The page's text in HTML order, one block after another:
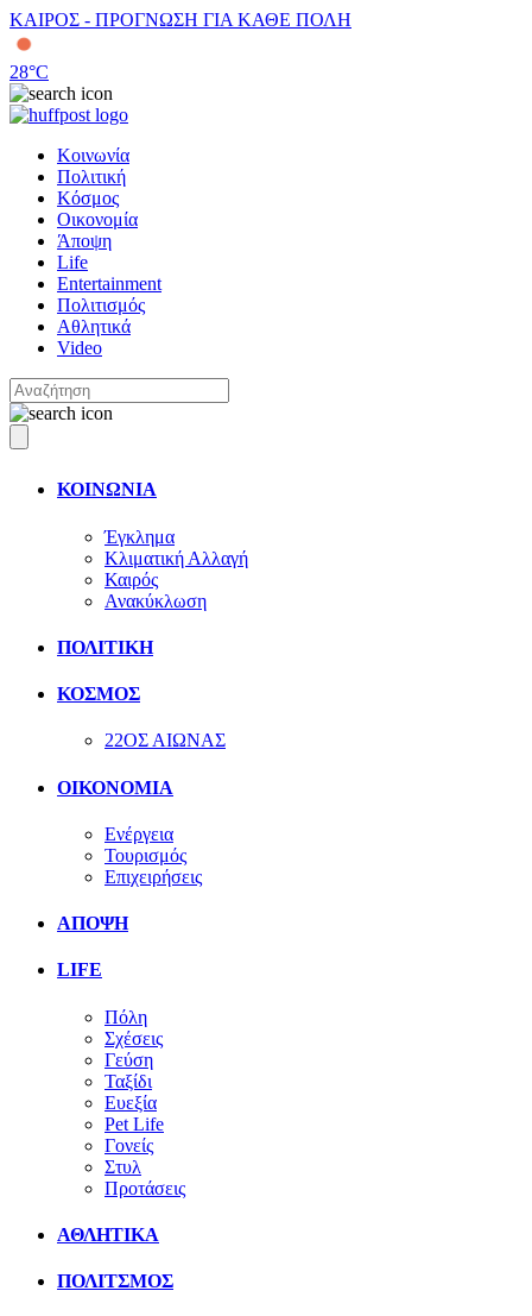
ΚΑΙΡΟΣ - ΠΡΟΓΝΩΣΗ ΓΙΑ ΚΑΘΕ ΠΟΛΗ
28°C
Κοινωνία
Πολιτική
Κόσμος
Οικονομία
Άποψη
Life
Entertainment
Πολιτισμός
Αθλητικά
Video
ΚΟΙΝΩΝΙΑ
Έγκλημα
Κλιματική Αλλαγή
Καιρός
Ανακύκλωση
ΠΟΛΙΤΙΚΗ
ΚΟΣΜΟΣ
22ΟΣ ΑΙΩΝΑΣ
ΟΙΚΟΝΟΜΙΑ
Ενέργεια
Τουρισμός
Επιχειρήσεις
ΑΠΟΨΗ
LIFE
Πόλη
Σχέσεις
Γεύση
Ταξίδι
Ευεξία
Pet Life
Γονείς
Στυλ
Προτάσεις
ΑΘΛΗΤΙΚΑ
ΠΟΛΙΤΣΜΟΣ